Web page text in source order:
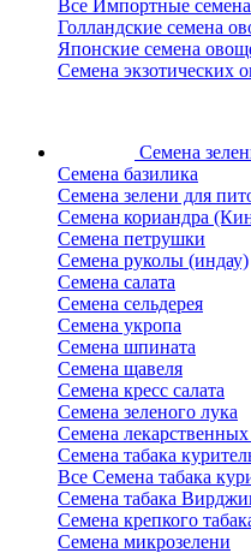
Все Импортные
Голландские семена
Японские семена
Семена экзотических
Семена
Семена базилика
Семена зелени для
Семена кориандра
Семена петрушки
Семена руколы (индау)
Семена салата
Семена сельдерея
Семена укропа
Семена шпината
Семена щавеля
Семена кресс салата
Семена зеленого лука
Семена
Семена табака
Все Семена табака
Семена табака
Семена крепкого
Семена микрозелени